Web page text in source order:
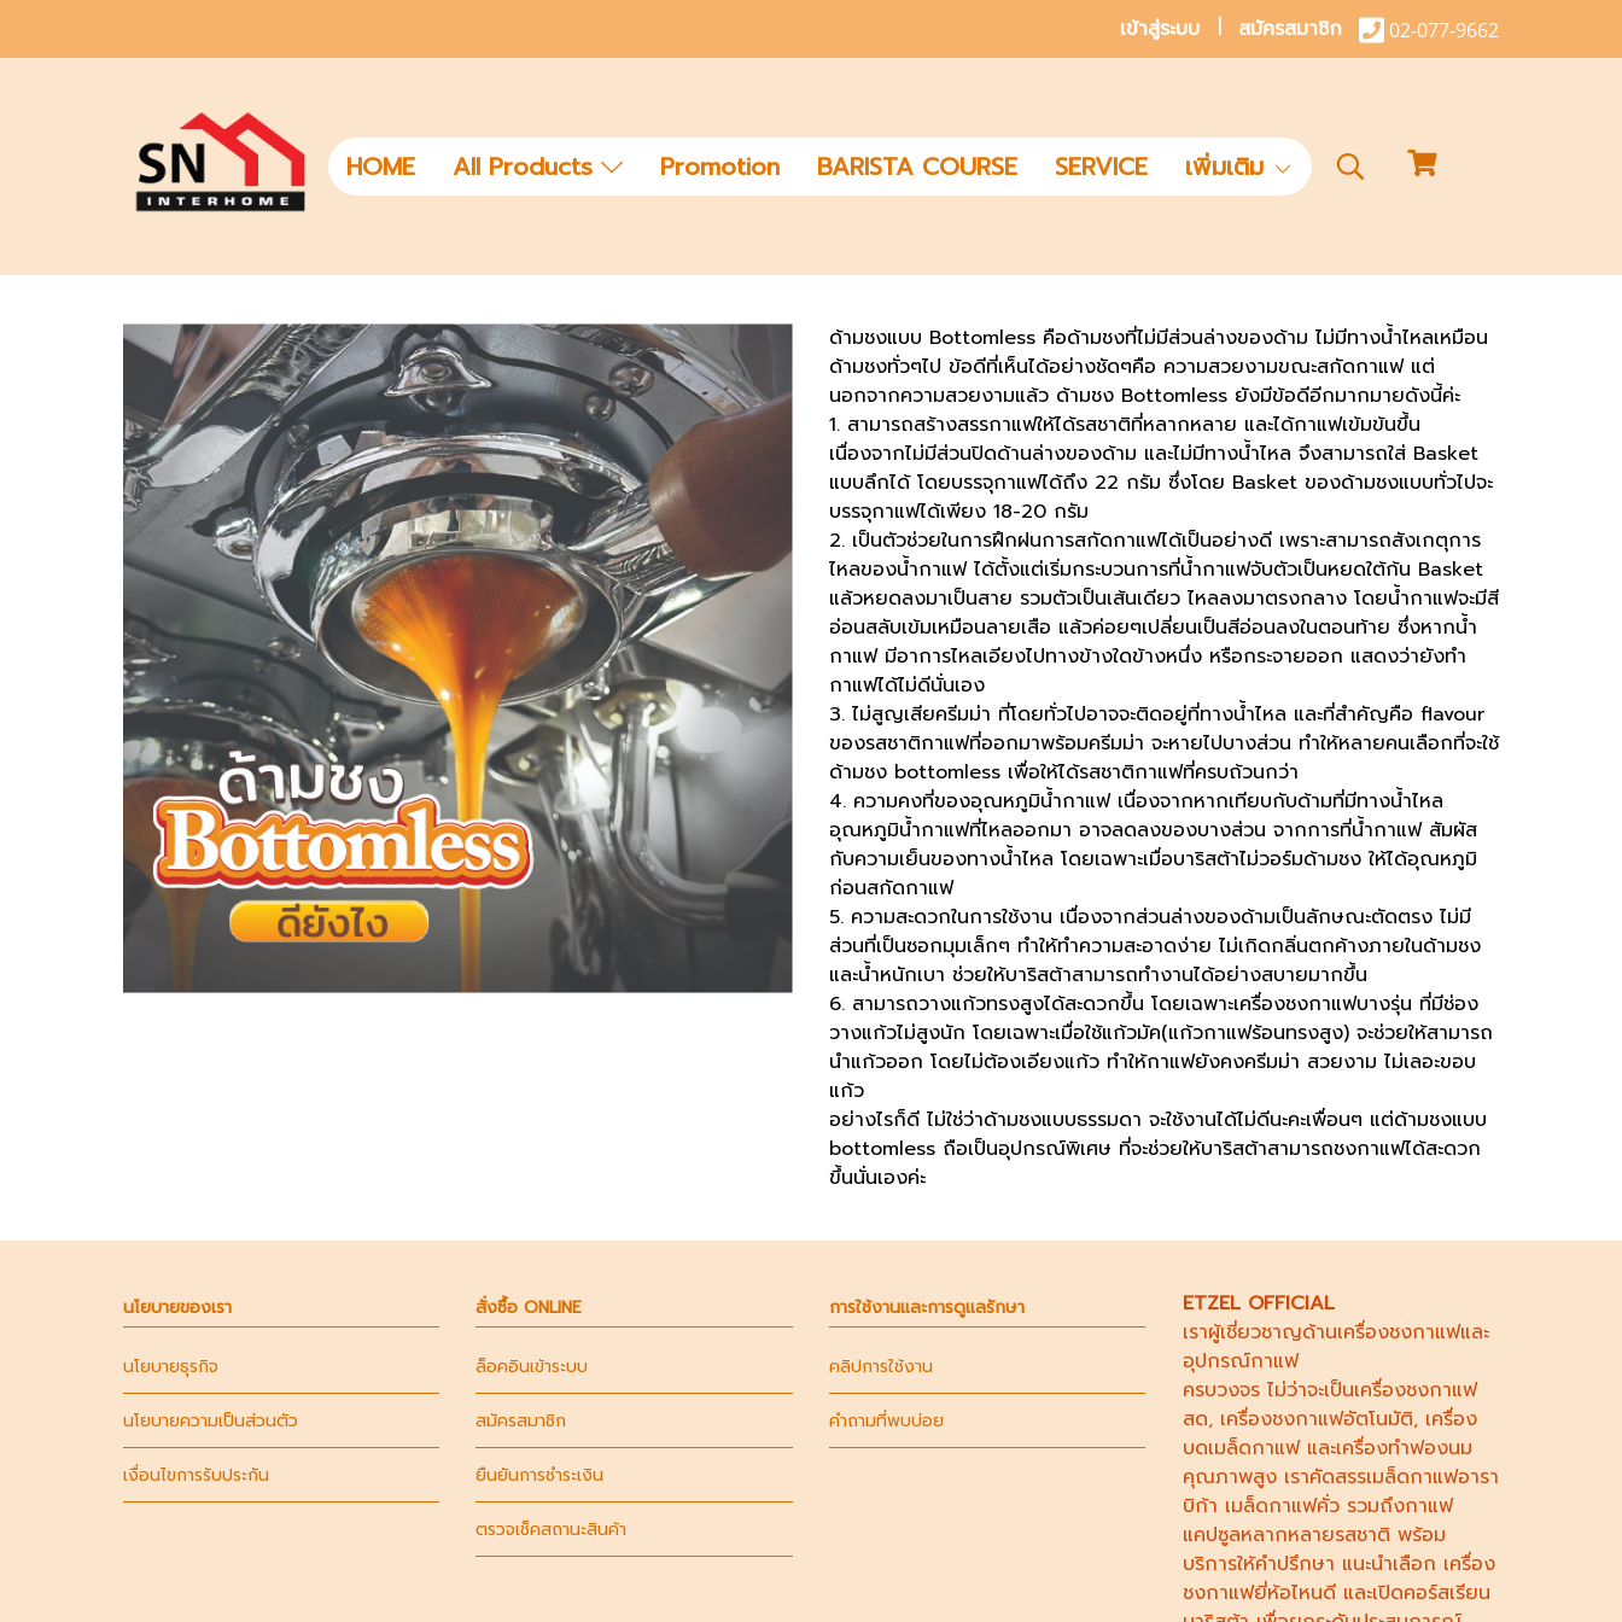
เข้าสู่ระบบ สมัครสมาชิก 02-077-9662
HOME All Products Promotion BARISTA COURSE SERVICE เพิ่มเติม
ด้ามชงแบบ Bottomless คือด้ามชงที่ไม่มีส่วนล่างของด้าม ไม่มีทางน้ำไหลเหมือน
ด้ามชงทั่วๆไป ข้อดีที่เห็นได้อย่างชัดๆคือ ความสวยงามขณะสกัดกาแฟ แต่
นอกจากความสวยงามแล้ว ด้ามชง Bottomless ยังมีข้อดีอีกมากมายดังนี้ค่ะ
1. สามารถสร้างสรรกาแฟให้ได้รสชาติที่หลากหลาย และได้กาแฟเข้มข้นขึ้น
เนื่องจากไม่มีส่วนปิดด้านล่างของด้าม และไม่มีทางน้ำไหล จึงสามารถใส่ Basket
แบบลึกได้ โดยบรรจุกาแฟได้ถึง 22 กรัม ซึ่งโดย Basket ของด้ามชงแบบทั่วไปจะ
บรรจุกาแฟได้เพียง 18-20 กรัม
2. เป็นตัวช่วยในการฝึกฝนการสกัดกาแฟได้เป็นอย่างดี เพราะสามารถสังเกตุการ
ไหลของน้ำกาแฟ ได้ตั้งแต่เริ่มกระบวนการที่น้ำกาแฟจับตัวเป็นหยดใต้ก้น Basket
แล้วหยดลงมาเป็นสาย รวมตัวเป็นเส้นเดียว ไหลลงมาตรงกลาง โดยน้ำกาแฟจะมีสี
อ่อนสลับเข้มเหมือนลายเสือ แล้วค่อยๆเปลี่ยนเป็นสีอ่อนลงในตอนท้าย ซึ่งหากน้ำ
กาแฟ มีอาการไหลเอียงไปทางข้างใดข้างหนึ่ง หรือกระจายออก แสดงว่ายังทำ
กาแฟได้ไม่ดีนั่นเอง
3. ไม่สูญเสียครีมม่า ที่โดยทั่วไปอาจจะติดอยู่ที่ทางน้ำไหล และที่สำคัญคือ flavour
ของรสชาติกาแฟที่ออกมาพร้อมครีมม่า จะหายไปบางส่วน ทำให้หลายคนเลือกที่จะใช้
ด้ามชง bottomless เพื่อให้ได้รสชาติกาแฟที่ครบถ้วนกว่า
4. ความคงที่ของอุณหภูมิน้ำกาแฟ เนื่องจากหากเทียบกับด้ามที่มีทางน้ำไหล
อุณหภูมิน้ำกาแฟที่ไหลออกมา อาจลดลงของบางส่วน จากการที่น้ำกาแฟ สัมผัส
กับความเย็นของทางน้ำไหล โดยเฉพาะเมื่อบาริสต้าไม่วอร์มด้ามชง ให้ได้อุณหภูมิ
ก่อนสกัดกาแฟ
5. ความสะดวกในการใช้งาน เนื่องจากส่วนล่างของด้ามเป็นลักษณะตัดตรง ไม่มี
ส่วนที่เป็นซอกมุมเล็กๆ ทำให้ทำความสะอาดง่าย ไม่เกิดกลิ่นตกค้างภายในด้ามชง
และน้ำหนักเบา ช่วยให้บาริสต้าสามารถทำงานได้อย่างสบายมากขึ้น
6. สามารถวางแก้วทรงสูงได้สะดวกขึ้น โดยเฉพาะเครื่องชงกาแฟบางรุ่น ที่มีช่อง
วางแก้วไม่สูงนัก โดยเฉพาะเมื่อใช้แก้วมัค(แก้วกาแฟร้อนทรงสูง) จะช่วยให้สามารถ
นำแก้วออก โดยไม่ต้องเอียงแก้ว ทำให้กาแฟยังคงครีมม่า สวยงาม ไม่เลอะขอบ
แก้ว
อย่างไรก็ดี ไม่ใช่ว่าด้ามชงแบบธรรมดา จะใช้งานได้ไม่ดีนะคะเพื่อนๆ แต่ด้ามชงแบบ
bottomless ถือเป็นอุปกรณ์พิเศษ ที่จะช่วยให้บาริสต้าสามารถชงกาแฟได้สะดวก
ขึ้นนั่นเองค่ะ
นโยบายของเรา
นโยบายธุรกิจ
นโยบายความเป็นส่วนตัว
เงื่อนไขการรับประกัน
สั่งซื้อ ONLINE
ล็อคอินเข้าระบบ
สมัครสมาชิก
ยืนยันการชำระเงิน
ตรวจเช็คสถานะสินค้า
การใช้งานและการดูแลรักษา
คลิปการใช้งาน
คำถามที่พบบ่อย
ETZEL OFFICIAL
เราผู้เชี่ยวชาญด้านเครื่องชงกาแฟและ
อุปกรณ์กาแฟ
ครบวงจร ไม่ว่าจะเป็นเครื่องชงกาแฟ
สด, เครื่องชงกาแฟอัตโนมัติ, เครื่อง
บดเมล็ดกาแฟและเครื่องทำฟองนม
คุณภาพสูง เราคัดสรรเมล็ดกาแฟอารา
บิก้า เมล็ดกาแฟคั่ว รวมถึงกาแฟ
แคปซูลหลากหลายรสชาติ พร้อม
บริการให้คำปรึกษา แนะนำเลือก เครื่อง
ชงกาแฟยี่ห้อไหนดีและเปิดคอร์สเรียน